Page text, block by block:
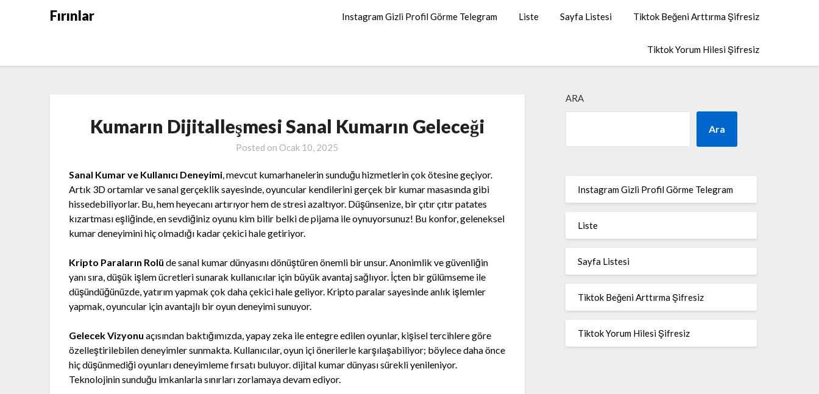
Fırınlar Instagram Gizli Profil Görme Telegram Liste Sayfa Listesi Tiktok Beğeni Arttırma Şifresiz
Tiktok Yorum Hilesi Şifresiz
Kumarın Dijitalleşmesi Sanal Kumarın Geleceği
Posted on Ocak 10, 2025
Sanal Kumar ve Kullanıcı Deneyimi, mevcut kumarhanelerin sunduğu hizmetlerin çok ötesine geçiyor.
Artık 3D ortamlar ve sanal gerçeklik sayesinde, oyuncular kendilerini gerçek bir kumar masasında gibi
hissedebiliyorlar. Bu, hem heyecanı artırıyor hem de stresi azaltıyor. Düşünsenize, bir çıtır çıtır patates
kızartması eşliğinde, en sevdiğiniz oyunu kim bilir belki de pijama ile oynuyorsunuz! Bu konfor, geleneksel
kumar deneyimini hiç olmadığı kadar çekici hale getiriyor.
Kripto Paraların Rolü de sanal kumar dünyasını dönüştüren önemli bir unsur. Anonimlik ve güvenliğin
yanı sıra, düşük işlem ücretleri sunarak kullanıcılar için büyük avantaj sağlıyor. İçten bir gülümseme ile
düşündüğünüzde, yatırım yapmak çok daha çekici hale geliyor. Kripto paralar sayesinde anlık işlemler
yapmak, oyuncular için avantajlı bir oyun deneyimi sunuyor.
Gelecek Vizyonu açısından baktığımızda, yapay zeka ile entegre edilen oyunlar, kişisel tercihlere göre
özelleştirilebilen deneyimler sunmakta. Kullanıcılar, oyun içi önerilerle karşılaşabiliyor; böylece daha önce
hiç düşünmediği oyunları deneyimleme fırsatı buluyor. dijital kumar dünyası sürekli yenileniyor.
Teknolojinin sunduğu imkanlarla sınırları zorlamaya devam ediyor.
ARA
Ara
Instagram Gizli Profil Görme Telegram
Liste
Sayfa Listesi
Tiktok Beğeni Arttırma Şifresiz
Tiktok Yorum Hilesi Şifresiz